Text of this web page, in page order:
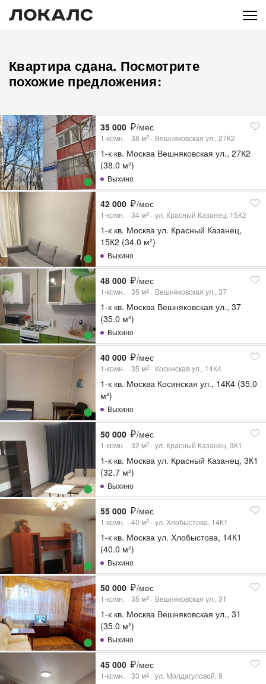
Квартира сдана. Посмотрите
похожие предложения:
35 000 /мес
1-комн. 38 м2 Вешняковская ул., 27К2
1-к кв. Москва Вешняковская ул., 27К2
(38.0 м²)
Выхино
42 000 /мес
1-комн. 34 м2 ул. Красный Казанец, 15К2
1-к кв. Москва ул. Красный Казанец,
15К2 (34.0 м²)
Выхино
48 000 /мес
1-комн. 35 м2 Вешняковская ул., 37
1-к кв. Москва Вешняковская ул., 37
(35.0 м²)
Выхино
40 000 /мес
1-комн. 35 м2 Косинская ул., 14К4
1-к кв. Москва Косинская ул., 14К4 (35.0
м²)
Выхино
50 000 /мес
1-комн. 32 м2 ул. Красный Казанец, 3К1
1-к кв. Москва ул. Красный Казанец, 3К1
(32.7 м²)
Выхино
55 000 /мес
1-комн. 40 м2 ул. Хлобыстова, 14К1
1-к кв. Москва ул. Хлобыстова, 14К1
(40.0 м²)
Выхино
50 000 /мес
1-комн. 35 м2 Вешняковская ул., 31
1-к кв. Москва Вешняковская ул., 31
(35.0 м²)
Выхино
45 000 /мес
1-комн. 33 м2 ул. Молдагуловой, 9